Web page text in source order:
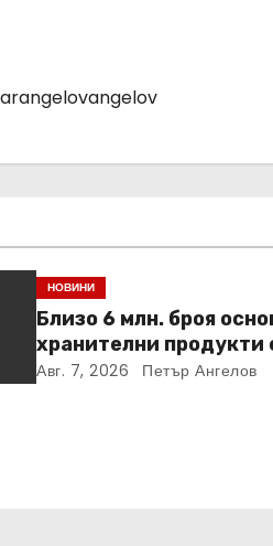
НОВИНИ
Близо 6 млн. броя
хранителни продукти
закупени от „Кошница
Авг. 7, 2026 Петър Ангелов